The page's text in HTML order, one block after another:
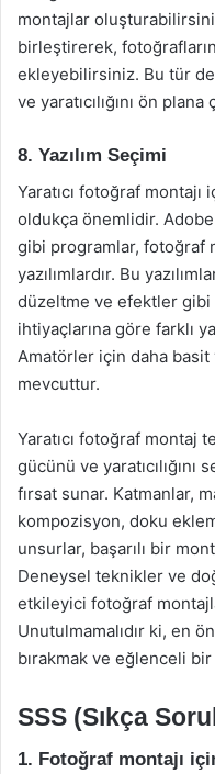
montajlar
birleştirerek,
ekleyebilirsiniz. Bu tür
ve yaratıcılığını ön plana
8. Yazılım Seçimi
Yaratıcı fotoğraf montajı
oldukça önemlidir.
gibi programlar, fotoğraf
yazılımlardır. Bu
düzeltme ve efektler gibi
ihtiyaçlarına göre farklı
Amatörler için daha basit
mevcuttur.
Yaratıcı fotoğraf montaj
gücünü ve
fırsat sunar. Katmanlar,
kompozisyon, doku
unsurlar, başarılı bir
Deneysel teknikler ve
etkileyici fotoğraf
Unutulmamalıdır ki, en
bırakmak ve eğlenceli
SSS (Sıkça
1. Fotoğraf montajı